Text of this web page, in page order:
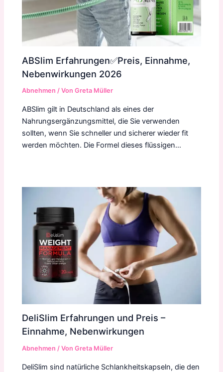
ABSlim Erfahrungen✅Preis, Einnahme,
Nebenwirkungen 2026
Abnehmen / VonGreta Müller
ABSlim gilt in Deutschland als eines der
Nahrungsergänzungsmittel, die Sie verwenden
sollten, wenn Sie schneller und sicherer wieder fit
werden möchten. Die Formel dieses flüssigen…
DeliSlim Erfahrungen und Preis –
Einnahme, Nebenwirkungen
Abnehmen / VonGreta Müller
DeliSlim sind natürliche Schlankheitskapseln, die den